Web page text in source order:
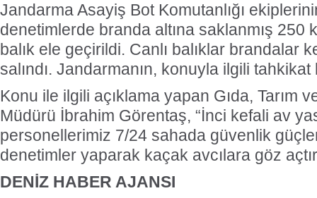
Jandarma Asayiş Bot Komutanlığı
denetimlerde branda altına saklanmış 250
balık ele geçirildi. Canlı balıklar brandalar
salındı. Jandarmanın, konuyla ilgili tahkikat
Konu ile ilgili açıklama yapan Gıda, Tarım
Müdürü İbrahim Görentaş, “İnci kefali av
personellerimiz 7/24 sahada güvenlik
denetimler yaparak kaçak avcılara göz
DENİZ HABER AJANSI